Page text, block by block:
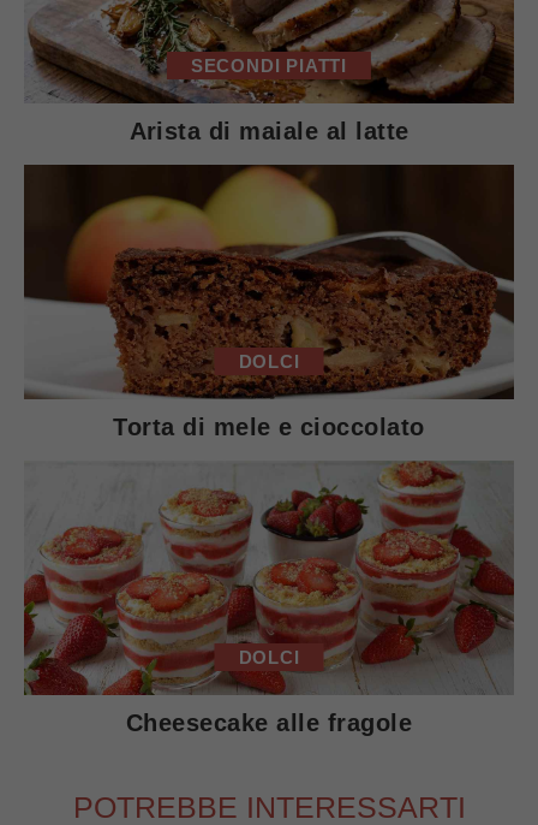
SECONDI PIATTI
Arista di maiale al latte
DOLCI
Torta di mele e cioccolato
DOLCI
Cheesecake alle fragole
POTREBBE INTERESSARTI